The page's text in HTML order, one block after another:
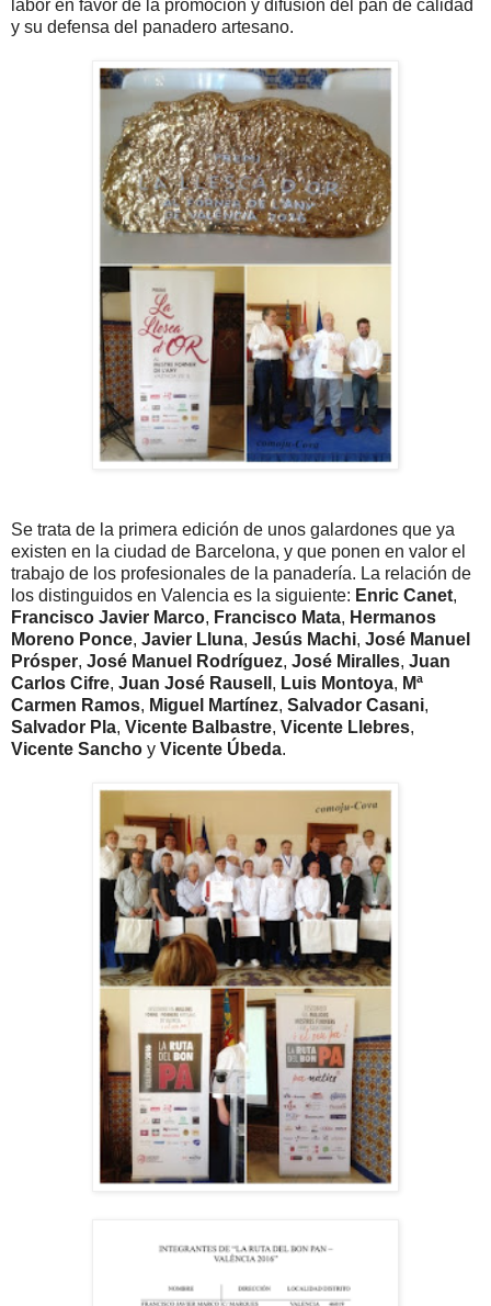
labor en favor de la promoción y difusión del pan de calidad
y su defensa del panadero artesano.
Se trata de la primera edición de unos galardones que ya
existen en la ciudad de Barcelona, y que ponen en valor el
trabajo de los profesionales de la panadería. La relación de
los distinguidos en Valencia es la siguiente: Enric Canet,
Francisco Javier Marco, Francisco Mata, Hermanos
Moreno Ponce, Javier Lluna, Jesús Machi, José Manuel
Prósper, José Manuel Rodríguez, José Miralles, Juan
Carlos Cifre, Juan José Rausell , Luis Montoya, Mª
Carmen Ramos, Miguel Martínez, Salvador Casani,
Salvador Pla, Vicente Balbastre, Vicente Llebres,
Vicente Sancho y Vicente Úbeda.